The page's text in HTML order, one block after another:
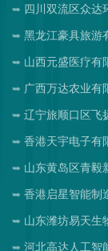
四川双流区众达
黑龙江豪具旅游
山西元盛医疗有
广西万达农业有
辽宁旅顺口区飞
香港天宇电子有
山东黄岛区青毅
香港启星智能制
山东潍坊易天生
河北高达人工智